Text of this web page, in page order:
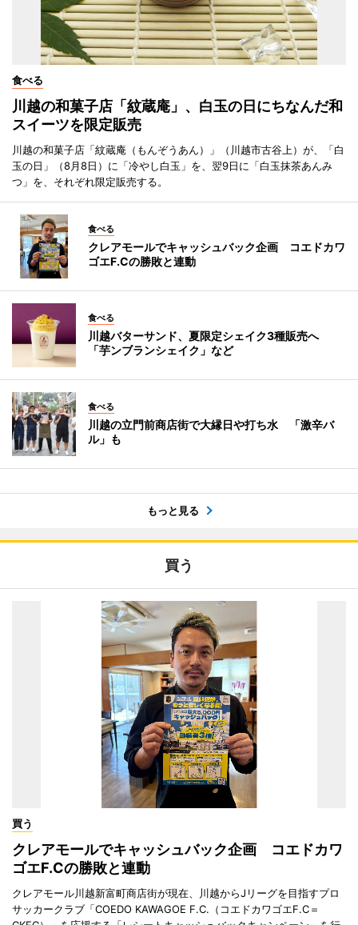
食べる
川越の和菓子店「紋蔵庵」、白玉の日にちなんだ和
スイーツを限定販売
川越の和菓子店「紋蔵庵（もんぞうあん）」（川越市古谷上）が、「白
玉の日」（8月8日）に「冷やし白玉」を、翌9日に「白玉抹茶あんみ
つ」を、それぞれ限定販売する。
食べる
クレアモールでキャッシュバック企画 コエドカワ
ゴエF.Cの勝敗と連動
食べる
川越バターサンド、夏限定シェイク3種販売へ
「芋ンブランシェイク」など
食べる
川越の立門前商店街で大縁日や打ち水 「激辛バ
ル」も
もっと見る
買う
買う
クレアモールでキャッシュバック企画 コエドカワ
ゴエF.Cの勝敗と連動
クレアモール川越新富町商店街が現在、川越からJリーグを目指すプロ
サッカークラブ「COEDO KAWAGOE F.C.（コエドカワゴエF.C＝